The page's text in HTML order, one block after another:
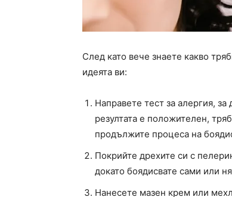
След като вече знаете какво
идеята ви:
Направете тест за алергия, за
резултата е положителен,
продължите процеса на
Покрийте дрехите си с
докато боядисвате сами или
Нанесете мазен крем или